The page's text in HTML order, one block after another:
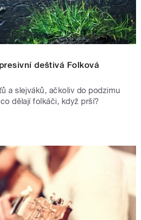
deštivá Folková
a slejváků, ačkoliv do podzimu
dělají folkáči, když prší?